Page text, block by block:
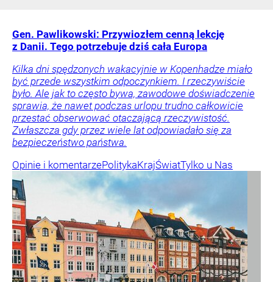
Gen. Pawlikowski: Przywiozłem cenną lekcję
z Danii. Tego potrzebuje dziś cała Europa
Kilka dni spędzonych wakacyjnie w Kopenhadze miało
być przede wszystkim odpoczynkiem. I rzeczywiście
było. Ale jak to często bywa, zawodowe doświadczenie
sprawia, że nawet podczas urlopu trudno całkowicie
przestać obserwować otaczającą rzeczywistość.
Zwłaszcza gdy przez wiele lat odpowiadało się za
bezpieczeństwo państwa.
Opinie i komentarzePolitykaKrajŚwiatTylko u Nas